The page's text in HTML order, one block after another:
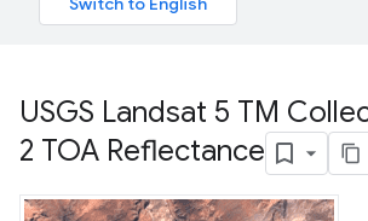
USGS Landsat 5 TM
2 TOA Reflectance